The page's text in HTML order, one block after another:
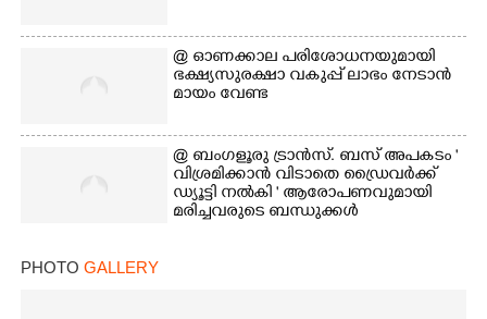
@​​​​​​​ ഓണക്കാല പരിശോധനയുമായി
ഭക്ഷ്യസുരക്ഷാ വകുപ്പ് ലാഭം നേടാൻ
മായം വേണ്ട
@ ബംഗളൂരു ട്രാൻസ്. ബസ് അപകടം '
വി​ശ്ര​മിക്കാൻ വിടാതെ ഡ്രൈ​വ​ർ​ക്ക്
ഡ്യൂട്ടി നൽകി ' ആരോപണവുമായി
മരിച്ചവരുടെ ബന്ധുക്കൾ
PHOTO GALLERY